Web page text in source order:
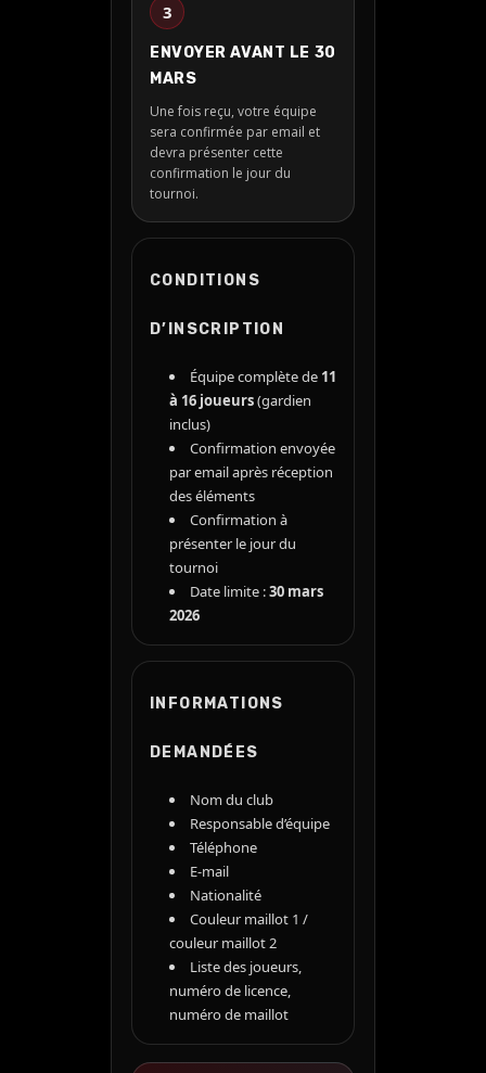
3
ENVOYER AVANT LE 30
MARS
Une fois reçu, votre équipe
sera confirmée par email et
devra présenter cette
confirmation le jour du
tournoi.
CONDITIONS
D’INSCRIPTION
Équipe complète de 11
à 16 joueurs(gardien
inclus)
Confirmation envoyée
par email après réception
des éléments
Confirmation à
présenter le jour du
tournoi
Date limite :30 mars
2026
INFORMATIONS
DEMANDÉES
Nom du club
Responsable d’équipe
Téléphone
E-mail
Nationalité
Couleur maillot 1 /
couleur maillot 2
Liste des joueurs,
numéro de licence,
numéro de maillot